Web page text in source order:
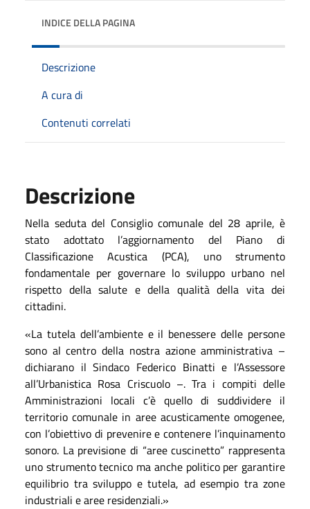
INDICE DELLA PAGINA
Descrizione
A cura di
Contenuti correlati
Descrizione
Nella seduta del Consiglio comunale del 28 aprile, è
stato adottato l’aggiornamento del Piano di
Classificazione Acustica (PCA), uno strumento
fondamentale per governare lo sviluppo urbano nel
rispetto della salute e della qualità della vita dei
cittadini.
«La tutela dell’ambiente e il benessere delle persone
sono al centro della nostra azione amministrativa –
dichiarano il Sindaco Federico Binatti e l’Assessore
all’Urbanistica Rosa Criscuolo –. Tra i compiti delle
Amministrazioni locali c’è quello di suddividere il
territorio comunale in aree acusticamente omogenee,
con l’obiettivo di prevenire e contenere l’inquinamento
sonoro. La previsione di “aree cuscinetto” rappresenta
uno strumento tecnico ma anche politico per garantire
equilibrio tra sviluppo e tutela, ad esempio tra zone
industriali e aree residenziali.»